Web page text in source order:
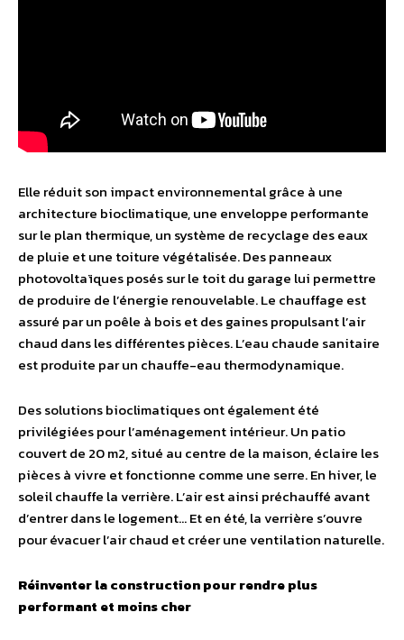
Elle réduit son impact environnemental grâce à une
architecture bioclimatique, une enveloppe performante
sur le plan thermique, un système de recyclage des eaux
de pluie et une toiture végétalisée. Des panneaux
photovoltaïques posés sur le toit du garage lui permettre
de produire de l’énergie renouvelable. Le chauffage est
assuré par un poêle à bois et des gaines propulsant l’air
chaud dans les différentes pièces. L’eau chaude sanitaire
est produite par un chauffe-eau thermodynamique.
Des solutions bioclimatiques ont également été
privilégiées pour l’aménagement intérieur. Un patio
couvert de 20 m2, situé au centre de la maison, éclaire les
pièces à vivre et fonctionne comme une serre. En hiver, le
soleil chauffe la verrière. L’air est ainsi préchauffé avant
d’entrer dans le logement… Et en été, la verrière s’ouvre
pour évacuer l’air chaud et créer une ventilation naturelle.
Réinventer la construction pour rendre plus
performant et moins cher